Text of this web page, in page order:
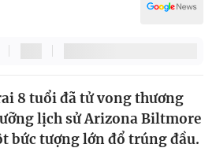
8 tuổi đã tử vong thương
lịch sử Arizona Biltmore
bức tượng lớn đổ trúng đầu.